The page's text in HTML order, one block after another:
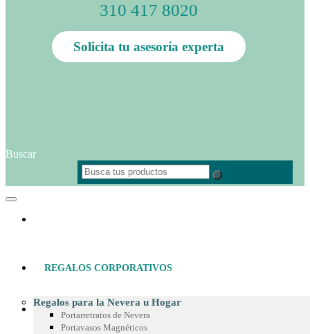
310 417 8020
Solicita tu asesoría experta
Buscar
REGALOS CORPORATIVOS
Regalos para la Nevera u Hogar
Portarretratos de Nevera
Portavasos Magnéticos
MATERIAL POP